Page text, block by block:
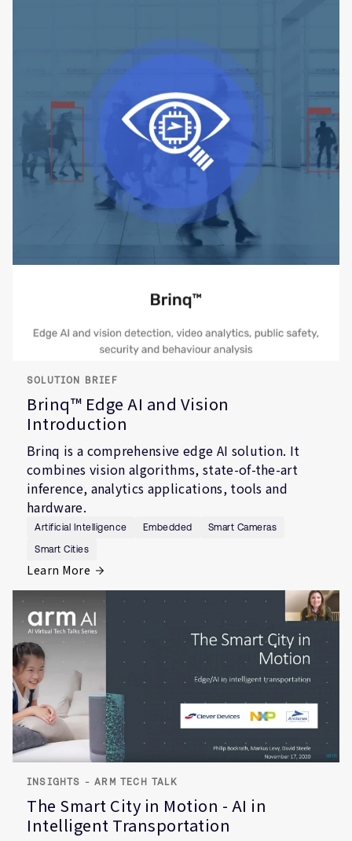
SOLUTION BRIEF
Brinq™ Edge AI and Vision
Introduction
Brinq is a comprehensive edge AI solution. It
combines vision algorithms, state-of-the-art
inference, analytics applications, tools and
hardware.
Artificial Intelligence Embedded
Smart Cameras
Smart Cities
Learn More
INSIGHTS - ARM TECH TALK
The Smart City in Motion - AI in
Intelligent Transportation